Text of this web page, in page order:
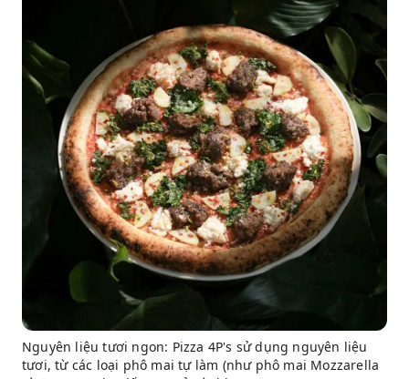
Nguyên liệu tươi ngon: Pizza 4P's sử dụng nguyên liệu
tươi, từ các loại phô mai tự làm (như phô mai Mozzarella